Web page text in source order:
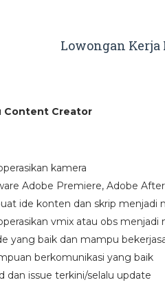
Lowongan Kerja
Content Creator
kamera
Adobe Premiere, Adobe
ide konten dan skrip menjadi
vmix atau obs menjadi
yang baik dan mampu
berkomunikasi yang baik
dan issue terkini/selalu update